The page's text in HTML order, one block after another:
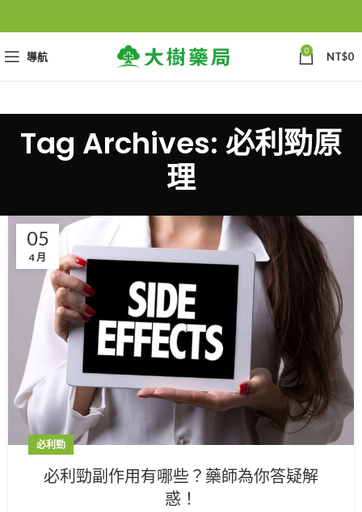
導航 0 NT$0
Tag Archives: 必利勁原
理
05
4 月
必利勁
必利勁副作用有哪些？藥師為你答疑解
惑！